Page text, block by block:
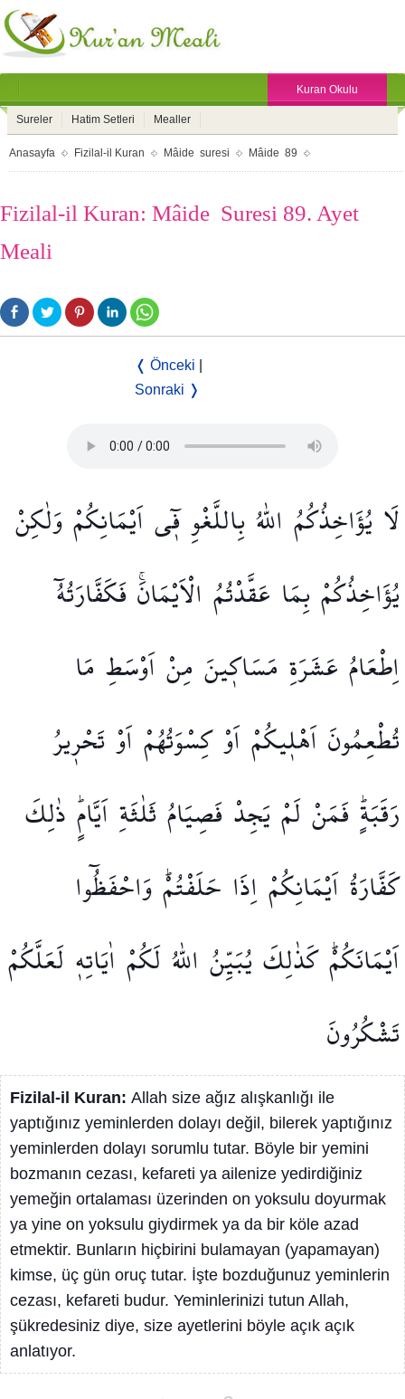
Kuran Okulu
Sureler Hatim Setleri Mealler
Anasayfa Fizilal-il Kuran Mâide suresi Mâide 89
Fizilal-il Kuran: Mâide Suresi 89. Ayet
Meali
❬ Önceki
Sonraki ❭
لَا يُؤَاخِذُكُمُ اللّٰهُبِاللَّغْوِف۪ٓياَيْمَانِكُمْوَلٰكِنْ
يُؤَاخِذُكُمْبِمَا عَقَّدْتُمُ الْاَيْمَانَۚفَكَفَّارَتُهُٓ
اِطْعَامُ عَشَرَةِ مَسَاك۪ينَ مِنْاَوْسَطِ مَا
تُطْعِمُونَاَهْل۪يكُمْاَوْكِسْوَتُهُمْاَوْتَحْر۪يرُ
رَقَبَةٍۜفَمَنْلَمْيَجِدْ فَصِيَامُثَلٰثَةِاَيَّامٍۜ ذٰلِكَ
كَفَّارَةُاَيْمَانِكُمْاِذَا حَلَفْتُمْۜوَاحْفَظُٓوا
اَيْمَانَكُمْۜكَذٰلِكَيُبَيِّنُ اللّٰهُلَكُمْ اٰيَاتِه۪ لَعَلَّكُمْ
تَشْكُرُونَ
Fizilal-il Kuran: Allah size ağız alışkanlığı ile
yaptığınız yeminlerden dolayı değil, bilerek yaptığınız
yeminlerden dolayı sorumlu tutar. Böyle bir yemini
bozmanın cezası, kefareti ya ailenize yedirdiğiniz
yemeğin ortalaması üzerinden on yoksulu doyurmak
ya yine on yoksulu giydirmek ya da bir köle azad
etmektir. Bunların hiçbirini bulamayan (yapamayan)
kimse, üç gün oruç tutar. İşte bozduğunuz yeminlerin
cezası, kefareti budur. Yeminlerinizi tutun Allah,
şükredesiniz diye, size ayetlerini böyle açık açık
anlatıyor.